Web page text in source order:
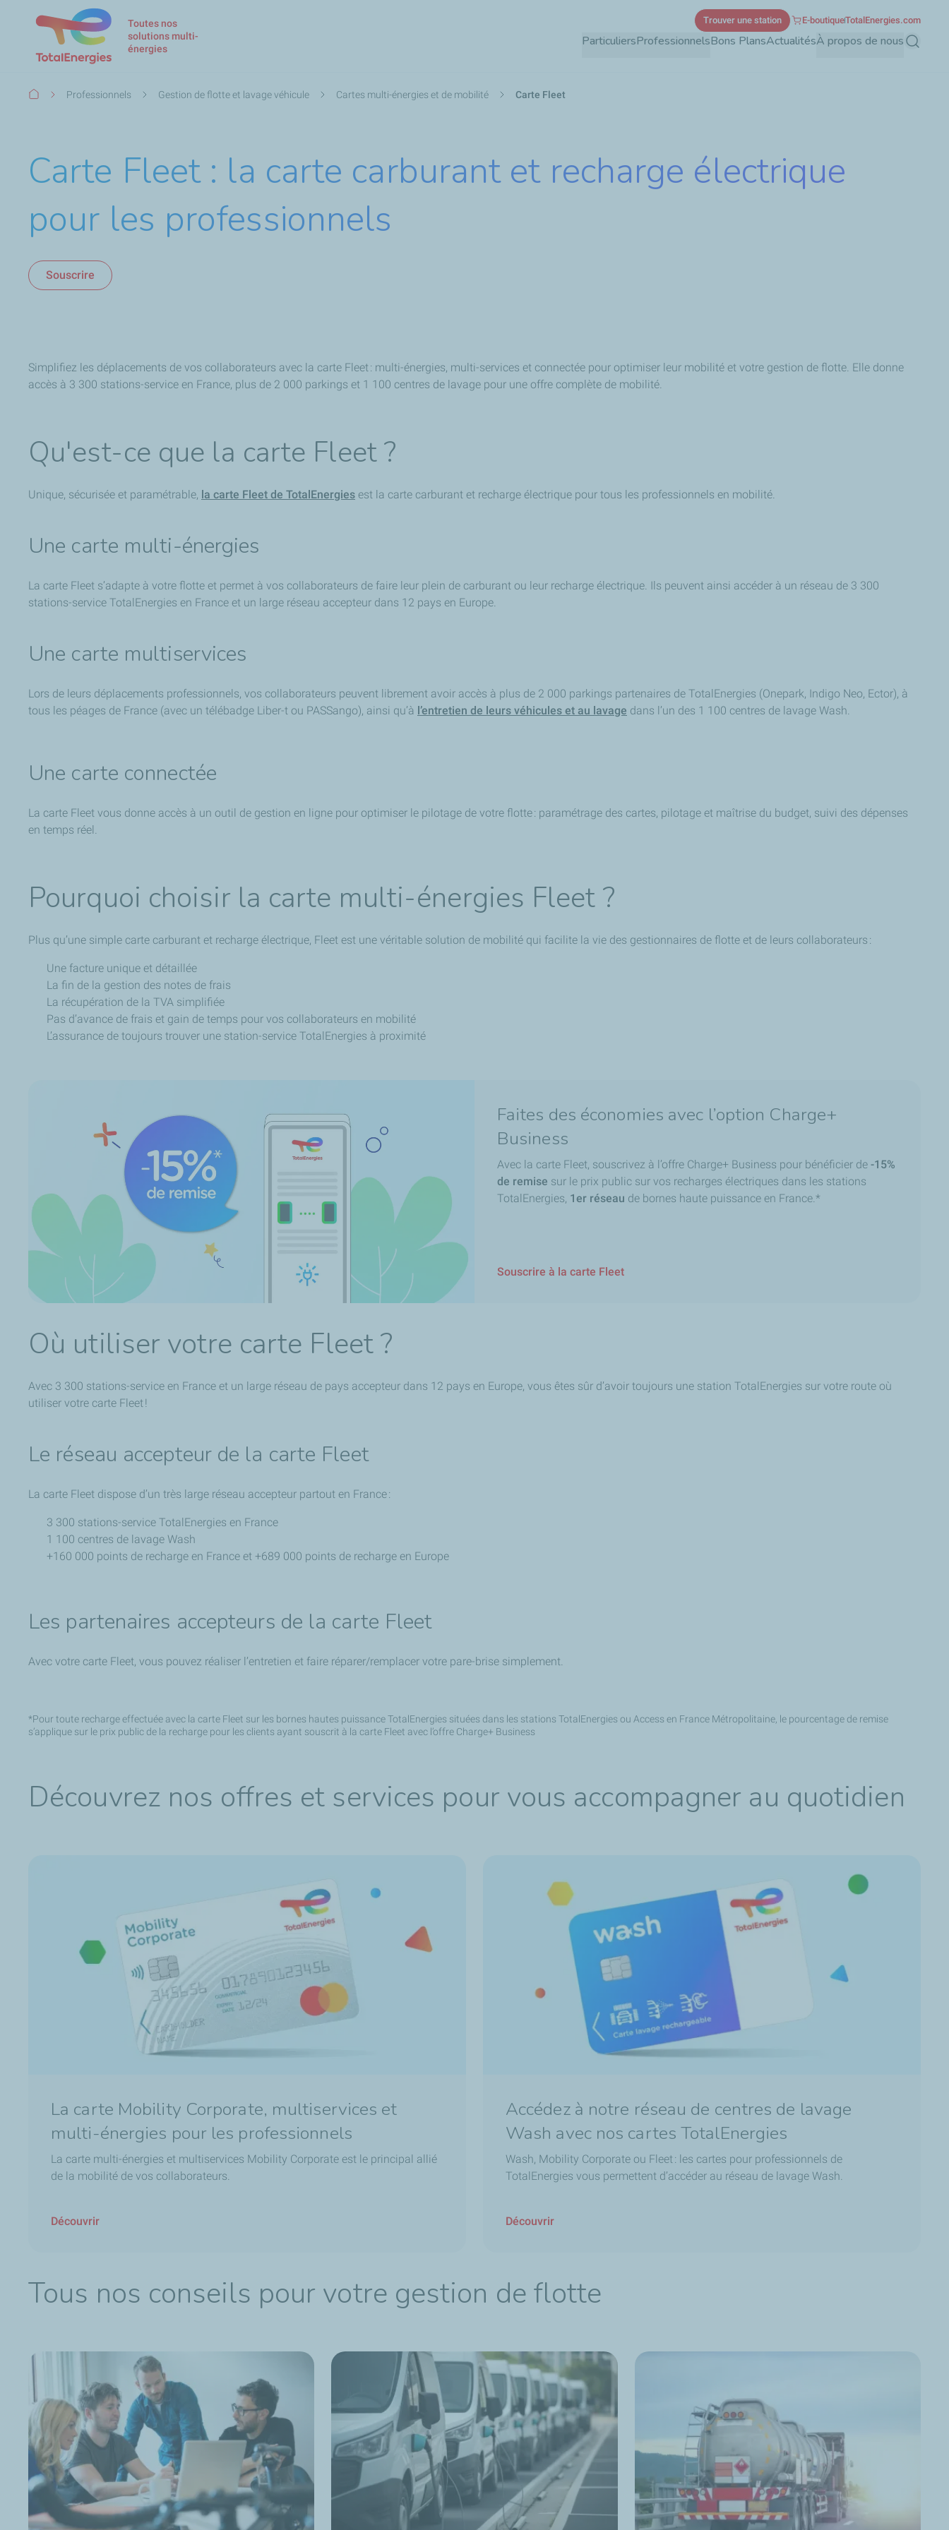
Toutes nos
solutions multi-
énergies
ParticuliersProfessionnelsBons PlansActualitésÀ propos de nous
Trouver une station E-boutiqueTotalEnergies.com
Fil
Professionnels Gestion de flotte et lavage véhicule Cartes multi-énergies et de mobilité Carte Fleet
Carte Fleet : la carte carburant et recharge électrique
pour les professionnels
Souscrire
Simplifiez les déplacements de vos collaborateurs avec la carte Fleet : multi-énergies, multi-services et connectée pour optimiser leur mobilité et votre gestion de flotte. Elle donne
accès à 3 300 stations-service en France, plus de 2 000 parkings et 1 100 centres de lavage pour une offre complète de mobilité.
Qu'est-ce que la carte Fleet ?
Unique, sécurisée et paramétrable, la carte Fleet de TotalEnergies est la carte carburant et recharge électrique pour tous les professionnels en mobilité.
Une carte multi-énergies
La carte Fleet s’adapte à votre flotte et permet à vos collaborateurs de faire leur plein de carburant ou leur recharge électrique. Ils peuvent ainsi accéder à un réseau de 3 300
stations-service TotalEnergies en France et un large réseau accepteur dans 12 pays en Europe.
Une carte multiservices
Lors de leurs déplacements professionnels, vos collaborateurs peuvent librement avoir accès à plus de 2 000 parkings partenaires de TotalEnergies (Onepark, Indigo Neo, Ector), à
tous les péages de France (avec un télébadge Liber-t ou PASSango), ainsi qu’à l’entretien de leurs véhicules et au lavage dans l’un des 1 100 centres de lavage Wash.
Une carte connectée
La carte Fleet vous donne accès à un outil de gestion en ligne pour optimiser le pilotage de votre flotte : paramétrage des cartes, pilotage et maîtrise du budget, suivi des dépenses
en temps réel.
Pourquoi choisir la carte multi-énergies Fleet ?
Plus qu’une simple carte carburant et recharge électrique, Fleet est une véritable solution de mobilité qui facilite la vie des gestionnaires de flotte et de leurs collaborateurs :
Une facture unique et détaillée
La fin de la gestion des notes de frais
La récupération de la TVA simplifiée
Pas d’avance de frais et gain de temps pour vos collaborateurs en mobilité
L’assurance de toujours trouver une station-service TotalEnergies à proximité
Faites des économies avec l’option Charge+
Business
Avec la carte Fleet, souscrivez à l’offre Charge+ Business pour bénéficier de -15%
de remise sur le prix public sur vos recharges électriques dans les stations
TotalEnergies, 1er réseau de bornes haute puissance en France.*
Souscrire à la carte Fleet
Où utiliser votre carte Fleet ?
Avec 3 300 stations-service en France et un large réseau de pays accepteur dans 12 pays en Europe, vous êtes sûr d’avoir toujours une station TotalEnergies sur votre route où
utiliser votre carte Fleet !
Le réseau accepteur de la carte Fleet
La carte Fleet dispose d’un très large réseau accepteur partout en France :
3 300 stations-service TotalEnergies en France
1 100 centres de lavage Wash
+160 000 points de recharge en France et +689 000 points de recharge en Europe
Les partenaires accepteurs de la carte Fleet
Avec votre carte Fleet, vous pouvez réaliser l’entretien et faire réparer/remplacer votre pare-brise simplement.
*Pour toute recharge effectuée avec la carte Fleet sur les bornes hautes puissance TotalEnergies situées dans les stations TotalEnergies ou Access en France Métropolitaine, le pourcentage de remise
s’applique sur le prix public de la recharge pour les clients ayant souscrit à la carte Fleet avec l’offre Charge+ Business
Découvrez nos offres et services pour vous accompagner au quotidien
La carte Mobility Corporate, multiservices et
multi-énergies pour les professionnels
La carte multi-énergies et multiservices Mobility Corporate est le principal allié
de la mobilité de vos collaborateurs.
Découvrir
Accédez à notre réseau de centres de lavage
Wash avec nos cartes TotalEnergies
Wash, Mobility Corporate ou Fleet : les cartes pour professionnels de
TotalEnergies vous permettent d’accéder au réseau de lavage Wash.
Découvrir
Tous nos conseils pour votre gestion de flotte